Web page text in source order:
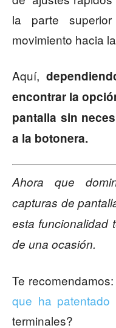
la parte
movimiento hacia
Aquí,
encontrar la
pantalla sin
a la botonera.
Ahora que
capturas de
esta funcionalidad
de una ocasión.
Te
que ha patentado
terminales?